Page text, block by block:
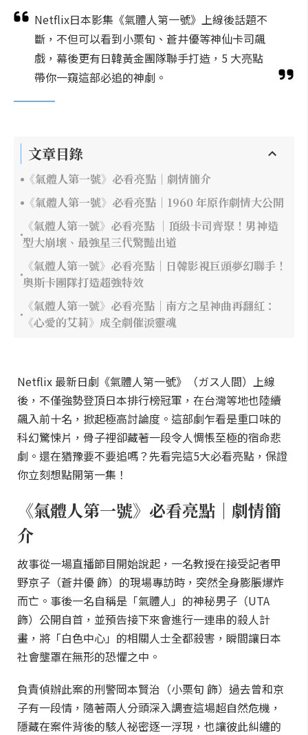
Netflix日本影集《氣體人第一號》上線後話題不
斷，不但可以看到小栗旬、蒼井優等神仙卡司飆
戲，幕後更有日韓黃金團隊聯手打造，5 大亮點
帶你一窺這部必追的神劇。
文章目錄
《氣體人第一號》必看亮點｜劇情簡介
《氣體人第一號》必看亮點｜1960 年原作劇情大公開
《氣體人第一號》必看亮點 ｜頂級卡司齊聚！男神造
型大崩壞、最強星三代驚豔出道
《氣體人第一號》必看亮點｜日韓影視巨頭夢幻聯手！
奧斯卡團隊打造超強特效
《氣體人第一號》必看亮點｜南方之星神曲再翻紅：
《心愛的艾莉》成全劇催淚靈魂
Netflix 最新日劇《氣體人第一號》（ガス人間）上線
後，不僅強勢登頂日本排行榜冠軍，在台灣等地也陸續
飆入前十名，掀起極高討論度。這部劇乍看是重口味的
科幻驚悚片，骨子裡卻藏著一段令人惆悵至極的宿命悲
劇。還在猶豫要不要追嗎？先看完這5大必看亮點，保證
你立刻想點開第一集！
《氣體人第一號》必看亮點｜劇情簡
介
故事從一場直播節目開始說起，一名教授在接受記者甲
野京子（蒼井優 飾）的現場專訪時，突然全身膨脹爆炸
而亡。事後一名自稱是「氣體人」的神秘男子（UTA
飾）公開自首，並預告接下來會進行一連串的殺人計
畫，將「白色中心」的相關人士全都殺害，瞬間讓日本
社會壟罩在無形的恐懼之中。
負責偵辦此案的刑警岡本賢治（小栗旬 飾）過去曾和京
子有一段情，隨著兩人分頭深入調查這場超自然危機，
隱藏在案件背後的駭人祕密逐一浮現，也讓彼此糾纏的